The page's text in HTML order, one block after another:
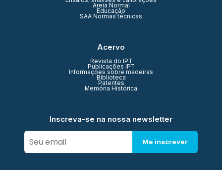
Areia Normal
Educação
SAA Normas técnicas
Acervo
Revista do IPT
Publicações IPT
Informações sobre madeiras
Biblioteca
Patentes
Memória Histórica
Inscreva-se na nossa newsletter
Me inscrever